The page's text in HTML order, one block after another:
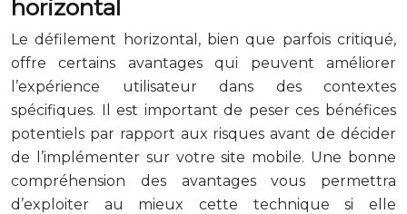
horizontal
Le défilement horizontal, bien que parfois critiqué,
offre certains avantages qui peuvent améliorer
l’expérience utilisateur dans des contextes
spécifiques. Il est important de peser ces bénéfices
potentiels par rapport aux risques avant de décider
de l’implémenter sur votre site mobile. Une bonne
compréhension des avantages vous permettra
d’exploiter au mieux cette technique si elle